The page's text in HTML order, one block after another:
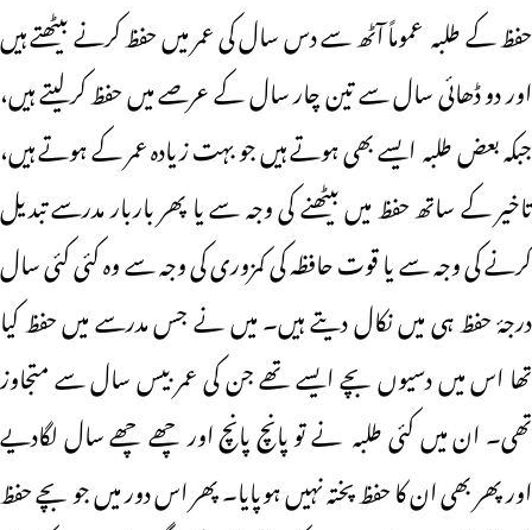
حفظ کے طلبہ عموماً آٹھ سے دس سال کی عمر میں حفظ کرنے بیٹھتے ہیں
اور دو ڈھائی سال سے تین چار سال کے عرصے میں حفظ کرلیتے ہیں،
جبکہ بعض طلبہ ایسے بھی ہوتے ہیں جو بہت زیادہ عمر کے ہوتے ہیں،
تاخیر کے ساتھ حفظ میں بیٹھنے کی وجہ سے یا پھر باربار مدرسے تبدیل
کرنے کی وجہ سے یا قوت حافظہ کی کمزوری کی وجہ سے وہ کئی کئی سال
درجۂ حفظ ہی میں نکال دیتے ہیں۔ میں نے جس مدرسے میں حفظ کیا
تھا اس میں دسیوں بچے ایسے تھے جن کی عمر بیس سال سے متجاوز
تھی۔ ان میں کئی طلبہ نے تو پانچ پانچ اور چھے چھے سال لگادیے
اور پھر بھی ان کا حفظ پختہ نہیں ہوپایا۔ پھر اس دور میں جو بچے حفظ